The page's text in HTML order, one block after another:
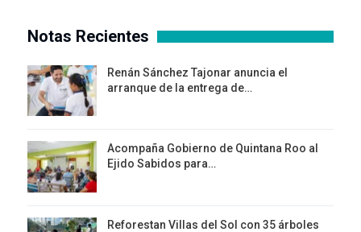
Notas Recientes
Renán Sánchez Tajonar anuncia el
arranque de la entrega de…
Acompaña Gobierno de Quintana Roo al
Ejido Sabidos para…
Reforestan Villas del Sol con 35 árboles